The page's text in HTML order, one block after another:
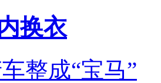
换衣
整成“宝马”